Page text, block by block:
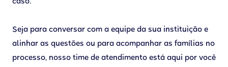
Seja para conversar com a equipe da sua instituição e
alinhar as questões ou para acompanhar as famílias no
processo, nosso time de atendimento está aqui por você